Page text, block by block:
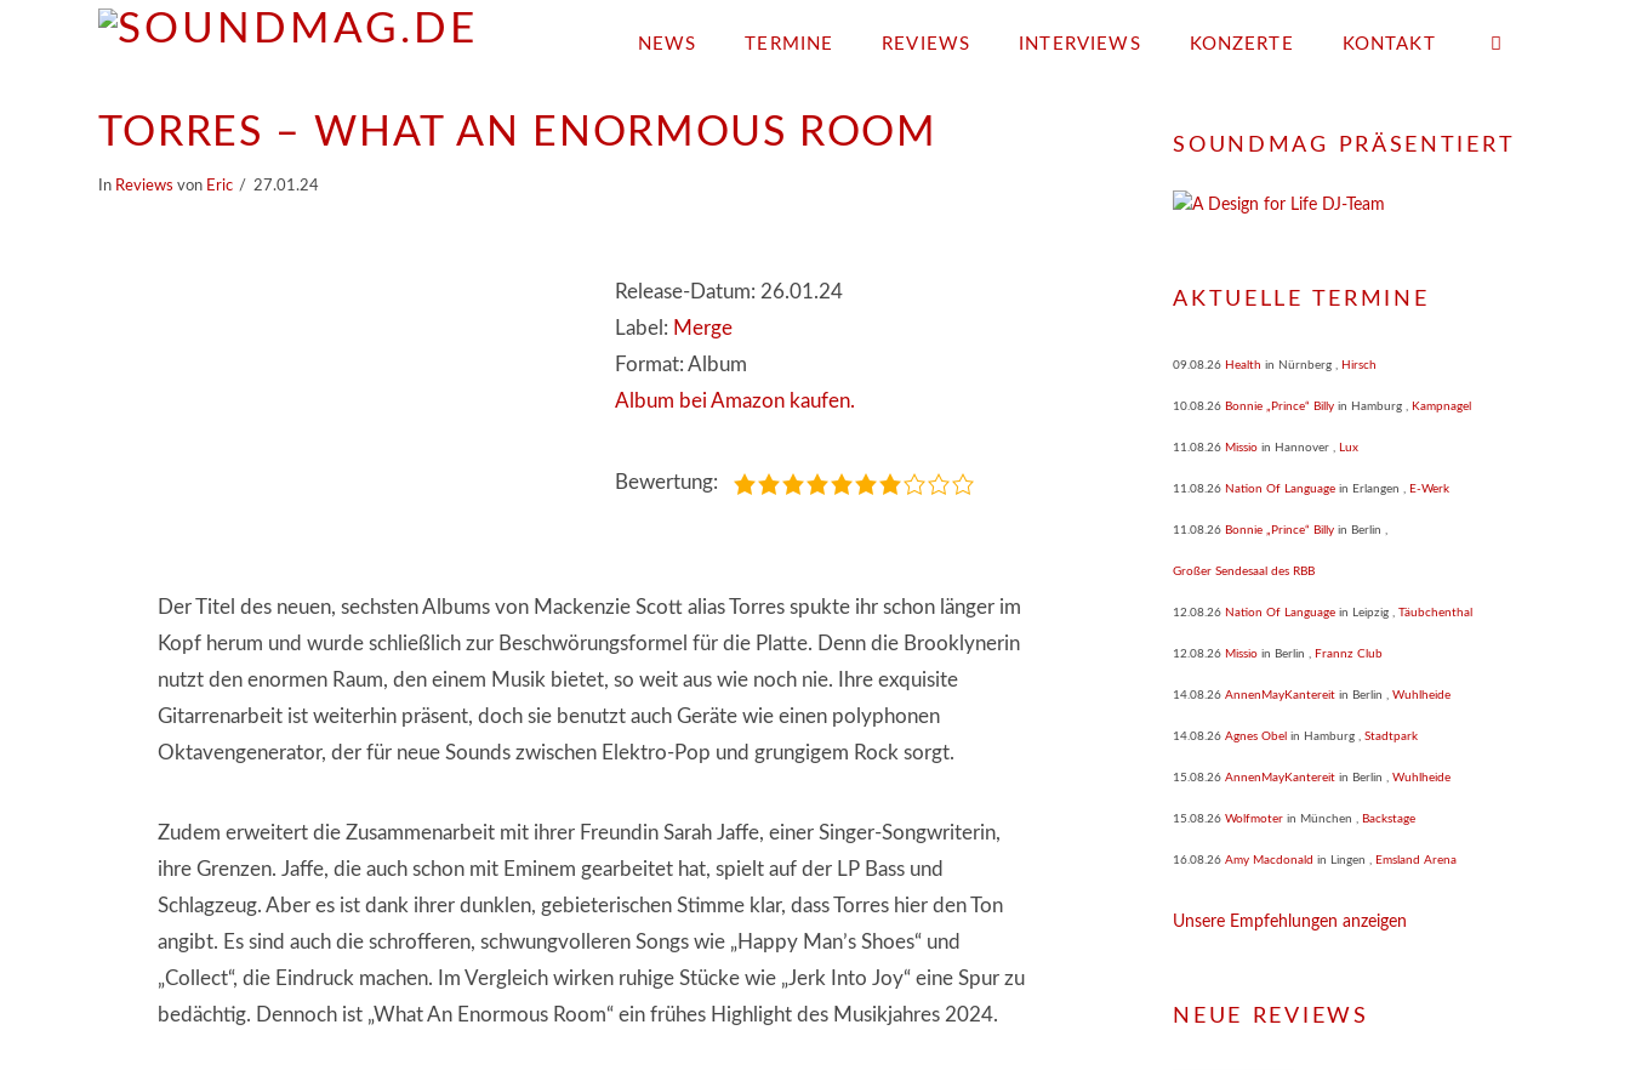
NEWS TERMINE REVIEWS INTERVIEWS KONZERTE KONTAKT
TORRES – WHAT AN ENORMOUS ROOM
In Reviews von Eric 27.01.24
Release-Datum: 26.01.24
Label: Merge
Format: Album
Album bei Amazon kaufen.
Bewertung:
Der Titel des neuen, sechsten Albums von Mackenzie Scott alias Torres spukte ihr schon länger im
Kopf herum und wurde schließlich zur Beschwörungsformel für die Platte. Denn die Brooklynerin
nutzt den enormen Raum, den einem Musik bietet, so weit aus wie noch nie. Ihre exquisite
Gitarrenarbeit ist weiterhin präsent, doch sie benutzt auch Geräte wie einen polyphonen
Oktavengenerator, der für neue Sounds zwischen Elektro-Pop und grungigem Rock sorgt.
Zudem erweitert die Zusammenarbeit mit ihrer Freundin Sarah Jaffe, einer Singer-Songwriterin,
ihre Grenzen. Jaffe, die auch schon mit Eminem gearbeitet hat, spielt auf der LP Bass und
Schlagzeug. Aber es ist dank ihrer dunklen, gebieterischen Stimme klar, dass Torres hier den Ton
angibt. Es sind auch die schrofferen, schwungvolleren Songs wie „Happy Man’s Shoes“ und
„Collect“, die Eindruck machen. Im Vergleich wirken ruhige Stücke wie „Jerk Into Joy“ eine Spur zu
bedächtig. Dennoch ist „What An Enormous Room“ ein frühes Highlight des Musikjahres 2024.
SOUNDMAG PRÄSENTIERT
AKTUELLE TERMINE
09.08.26 Health in Nürnberg , Hirsch
10.08.26 Bonnie „Prince“ Billy in Hamburg , Kampnagel
11.08.26 Missio in Hannover , Lux
11.08.26 Nation Of Language in Erlangen , E-Werk
11.08.26 Bonnie „Prince“ Billy in Berlin ,
Großer Sendesaal des RBB
12.08.26 Nation Of Language in Leipzig , Täubchenthal
12.08.26 Missio in Berlin , Frannz Club
14.08.26AnnenMayKantereit in Berlin , Wuhlheide
14.08.26Agnes Obel in Hamburg , Stadtpark
15.08.26AnnenMayKantereit in Berlin , Wuhlheide
15.08.26Wolfmoter in München , Backstage
16.08.26Amy Macdonald in Lingen , Emsland Arena
Unsere Empfehlungen anzeigen
NEUE REVIEWS